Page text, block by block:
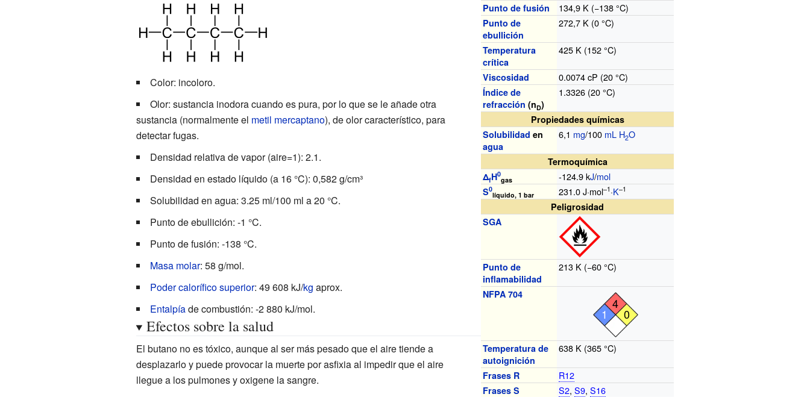
Punto de fusión 134,9 K (−138 °C)
Punto de
ebullición
272,7 K (0 °C)
Temperatura
crítica
425 K (152 °C)
Viscosidad 0.0074 cP (20 °C)
Índice de
refracción (nD)
1.3326 (20 °C)
Propiedades químicas
Solubilidad en
agua
6,1 mg/100 mL H2O
Termoquímica
ΔfH0
gas -124.9 kJ/mol
S0
líquido, 1 bar 231.0 J·mol–1 ·K–1
Peligrosidad
SGA
Punto de
inflamabilidad
213 K (−60 °C)
NFPA 704
4
1 0
Temperatura de
autoignición
638 K (365 °C)
Frases R R12
Frases S S2,S9,S16
Color: incoloro.
Olor: sustancia inodora cuando es pura, por lo que se le añade otra
sustancia (normalmente el metil mercaptano), de olor característico, para
detectar fugas.
Densidad relativa de vapor (aire=1): 2.1.
Densidad en estado líquido (a 16 °C): 0,582 g/cm³
Solubilidad en agua: 3.25 ml/100 ml a 20 °C.
Punto de ebullición: -1 °C.
Punto de fusión: -138 °C.
Masa molar: 58 g/mol.
Poder calorífico superior: 49 608 kJ/kg aprox.
Entalpíade combustión: -2 880 kJ/mol.
Efectos sobre la salud
El butano no es tóxico, aunque al ser más pesado que el aire tiende a
desplazarlo y puede provocar la muerte por asfixia al impedir que el aire
llegue a los pulmones y oxigene la sangre.